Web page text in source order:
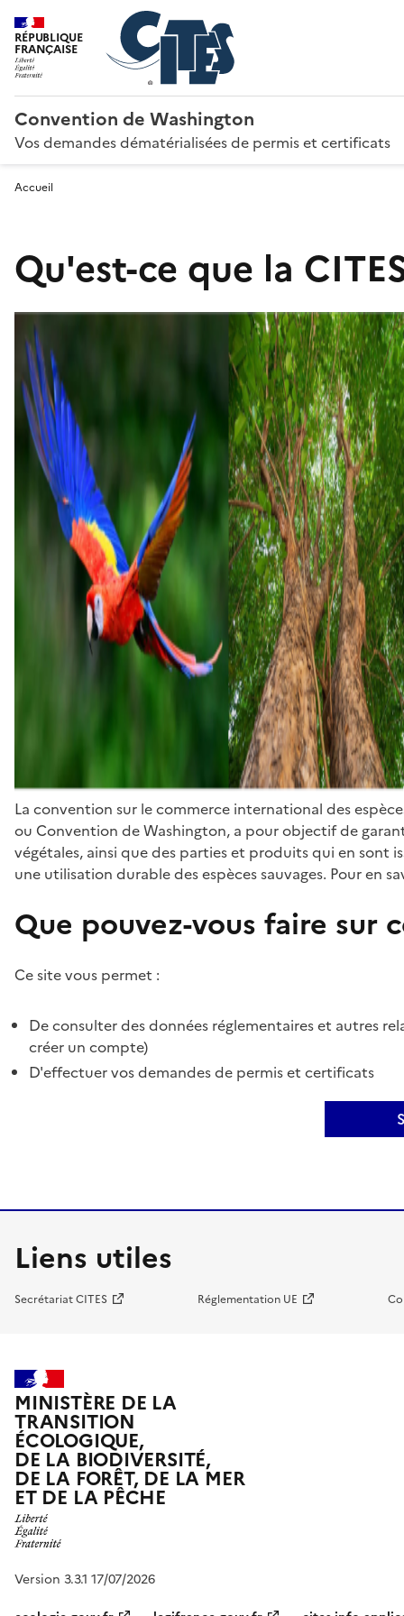
RÉPUBLIQUE
FRANÇAISE
Convention de Washington
Vos demandes dématérialisées de permis et certificats
Accueil
Qu'est-ce que la
La convention sur le commerce international des
ou Convention de Washington, a pour objectif de
végétales, ainsi que des parties et produits qui en sont
une utilisation durable des espèces sauvages. Pour en
Que pouvez-vous faire sur
Ce site vous permet :
De consulter des données réglementaires et autres
créer un compte)
D'effectuer vos demandes de permis et certificats
Liens utiles
Secrétariat CITES Réglementation UE
MINISTÈRE DE LA
TRANSITION
ÉCOLOGIQUE,
DE LA BIODIVERSITÉ,
DE LA FORÊT, DE LA MER
ET DE LA PÊCHE
Version 3.3.1 17/07/2026